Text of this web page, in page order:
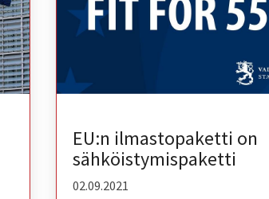
EU:n ilmastopaketti on
sähköistymispaketti
02.09.2021